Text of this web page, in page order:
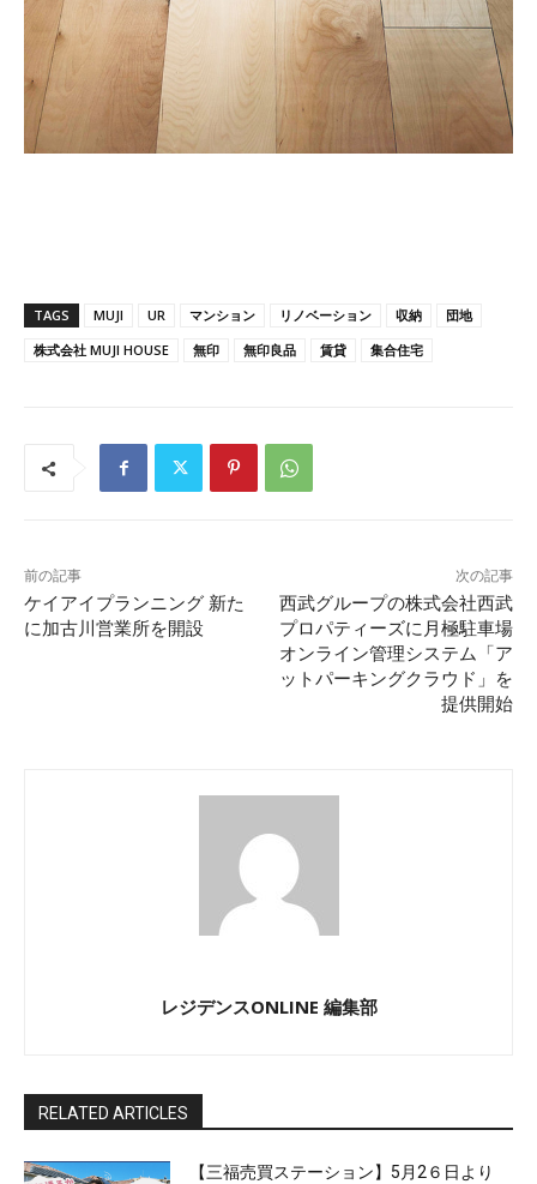
TAGS MUJI UR マンション リノベーション 収納
団地
株式会社 MUJI HOUSE
無印 無印良品 賃貸 集合住宅
前の記事
ケイアイプランニング 新た
に加古川営業所を開設
次の記事
西武グループの株式会社西武
プロパティーズに月極駐車場
オンライン管理システム「ア
ットパーキングクラウド」を
提供開始
レジデンスONLINE 編集部
RELATED ARTICLES
【三福売買ステーション】5月2６日より